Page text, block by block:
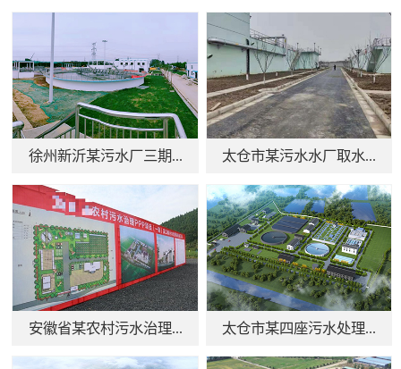
徐州新沂某污水厂三期... 太仓市某污水水厂取水...
安徽省某农村污水治理... 太仓市某四座污水处理...